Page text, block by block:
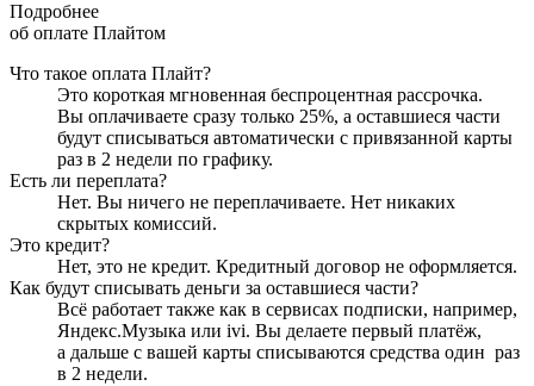
Подробнее
об оплате Плайтом
Что такое оплата Плайт?
Это короткая мгновенная беспроцентная рассрочка.
Вы оплачиваете сразу только 25%, а оставшиеся части
будут списываться автоматически с привязанной карты
раз в 2 недели по графику.
Есть ли переплата?
Нет. Вы ничего не переплачиваете. Нет никаких
скрытых комиссий.
Это кредит?
Нет, это не кредит. Кредитный договор не оформляется.
Как будут списывать деньги за оставшиеся части?
Всё работает также как в сервисах подписки, например,
Яндекс.Музыка или ivi. Вы делаете первый платёж,
а дальше с вашей карты списываются средства один раз
в 2 недели.